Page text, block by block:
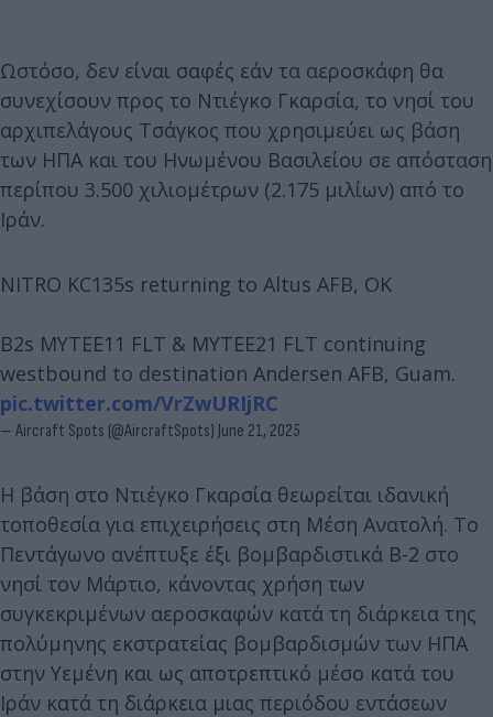
Ωστόσο, δεν είναι σαφές εάν τα αεροσκάφη θα
συνεχίσουν προς το Ντιέγκο Γκαρσία, το νησί του
αρχιπελάγους Τσάγκος που χρησιμεύει ως βάση
των ΗΠΑ και του Ηνωμένου Βασιλείου σε απόσταση
περίπου 3.500 χιλιομέτρων (2.175 μιλίων) από το
Ιράν.
NITRO KC135s returning to Altus AFB, OK
B2s MYTEE11 FLT & MYTEE21 FLT continuing
westbound to destination Andersen AFB, Guam.
pic.twitter.com/VrZwURIjRC
— Aircraft Spots (@AircraftSpots) June 21, 2025
H βάση στο Ντιέγκο Γκαρσία θεωρείται ιδανική
τοποθεσία για επιχειρήσεις στη Μέση Ανατολή. Το
Πεντάγωνο ανέπτυξε έξι βομβαρδιστικά B-2 στο
νησί τον Μάρτιο, κάνοντας χρήση των
συγκεκριμένων αεροσκαφών κατά τη διάρκεια της
πολύμηνης εκστρατείας βομβαρδισμών των ΗΠΑ
στην Υεμένη και ως αποτρεπτικό μέσο κατά του
Ιράν κατά τη διάρκεια μιας περιόδου εντάσεων